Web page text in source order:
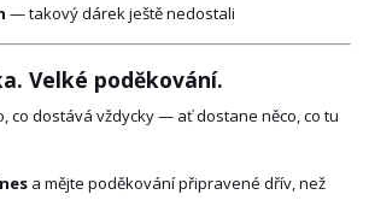
— takový dárek ještě nedostali
Velké poděkování.
co dostává vždycky — ať dostane něco, co tu
a mějte poděkování připravené dřív, než